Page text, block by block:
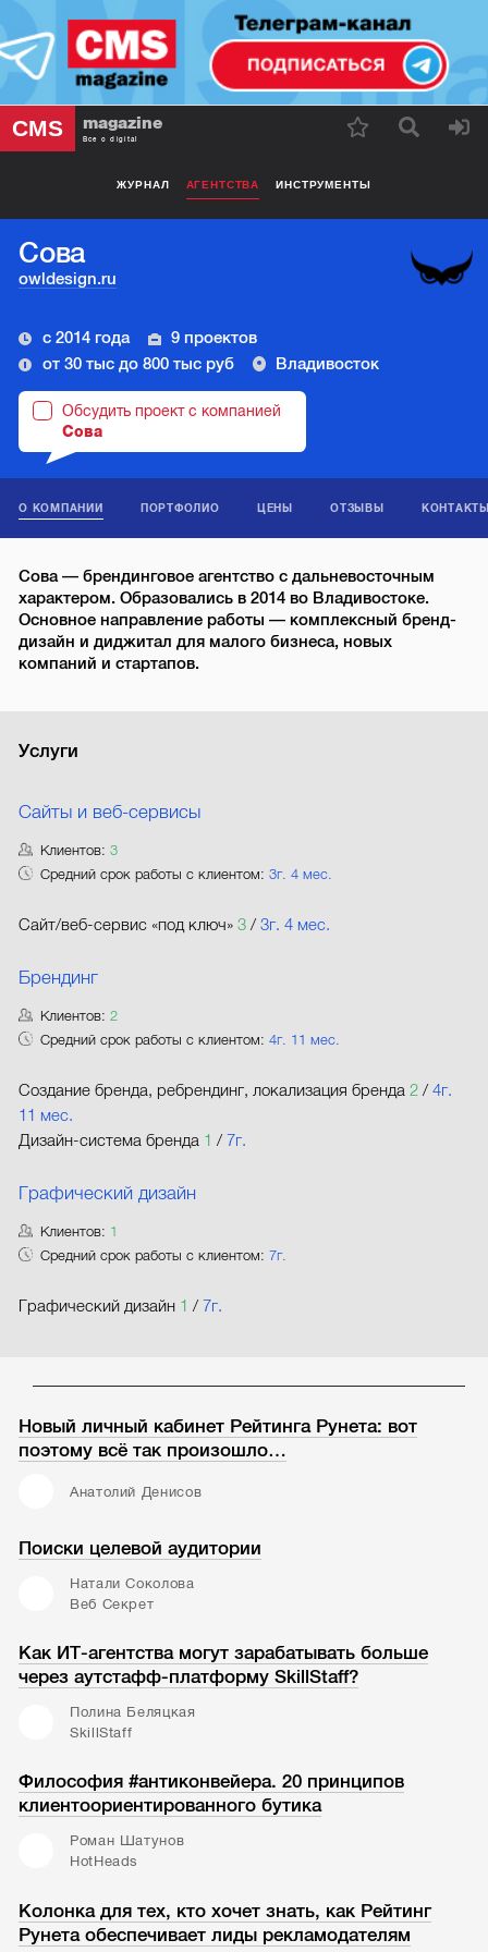
CMS magazine
Все о digital
ЖУРНАЛ АГЕНТСТВА ИНСТРУМЕНТЫ
Сова
owldesign.ru
с 2014 года
9 проектов
от 30 тыс до 800 тыс руб
Владивосток
Обсудить проект с компанией
Сова
О КОМПАНИИ ПОРТФОЛИО ЦЕНЫ ОТЗЫВЫ
Сова — брендинговое агентство с дальневосточным
характером. Образовались в 2014 во Владивостоке.
Основное направление работы — комплексный бренд-
дизайн и диджитал для малого бизнеса, новых
компаний и стартапов.
Услуги
Сайты и веб-сервисы
Клиентов:3
Средний срок работы с клиентом:3г. 4 мес.
Сайт/веб-сервис «под ключ» 3 /3г. 4 мес.
Брендинг
Клиентов:2
Средний срок работы с клиентом:4г. 11 мес.
Создание бренда, ребрендинг, локализация бренда 2 /4г.
11 мес.
Дизайн-система бренда 1 /7г.
Графический дизайн
Клиентов: 1
Средний срок работы с клиентом:7г.
Графический дизайн 1 /7г.
Новый личный кабинет Рейтинга Рунета: вот
поэтому всё так произошло…
Анатолий Денисов
Поиски целевой аудитории
Натали Соколова
Веб Секрет
Как ИТ-агентства могут зарабатывать больше
через аутстафф-платформу SkillStaff?
Полина Беляцкая
SkillStaff
Философия #антиконвейера. 20 принципов
клиентоориентированного бутика
Роман Шатунов
HotHeads
Колонка для тех, кто хочет знать, как Рейтинг
Рунета обеспечивает лиды рекламодателям